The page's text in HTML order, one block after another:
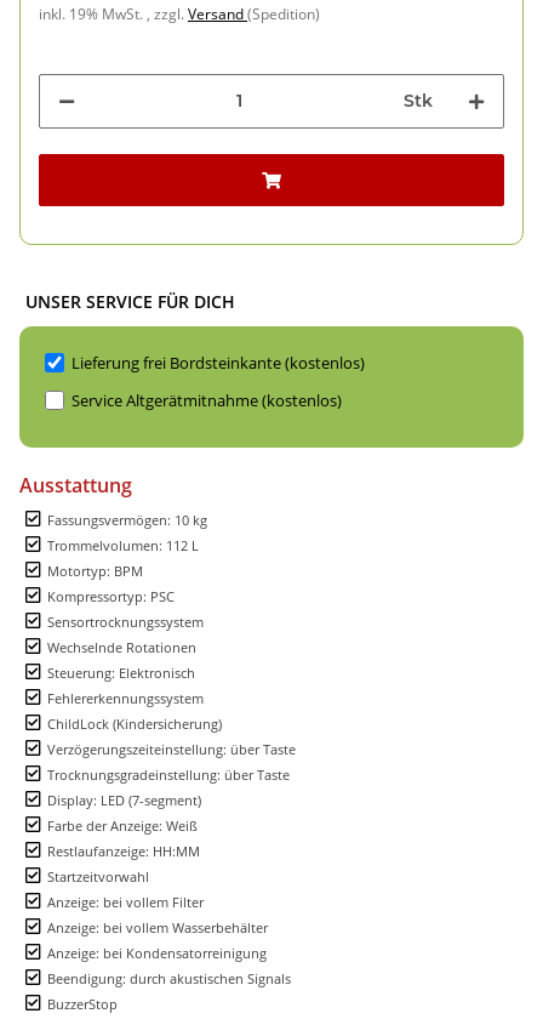
inkl. 19% MwSt. , zzgl.Versand(Spedition)
Stk
UNSER SERVICE FÜR DICH
Lieferung frei Bordsteinkante (kostenlos)
Service Altgerätmitnahme (kostenlos)
Ausstattung
Fassungsvermögen: 10 kg
Trommelvolumen: 112 L
Motortyp: BPM
Kompressortyp: PSC
Sensortrocknungssystem
Wechselnde Rotationen
Steuerung: Elektronisch
Fehlererkennungssystem
ChildLock (Kindersicherung)
Verzögerungszeiteinstellung: über Taste
Trocknungsgradeinstellung: über Taste
Display: LED (7-segment)
Farbe der Anzeige: Weiß
Restlaufanzeige: HH:MM
Startzeitvorwahl
Anzeige: bei vollem Filter
Anzeige: bei vollem Wasserbehälter
Anzeige: bei Kondensatorreinigung
Beendigung: durch akustischen Signals
BuzzerStop